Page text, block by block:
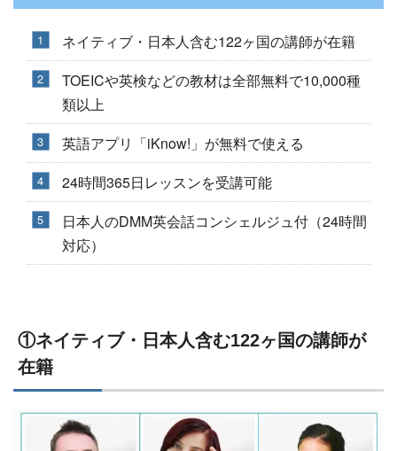
ネイティブ・日本人含む122ヶ国の講師が在籍
TOEICや英検などの教材は全部無料で10,000種
類以上
英語アプリ「iKnow!」が無料で使える
24時間365日レッスンを受講可能
日本人のDMM英会話コンシェルジュ付（24時間
対応）
①ネイティブ・日本人含む122ヶ国の講師が
在籍